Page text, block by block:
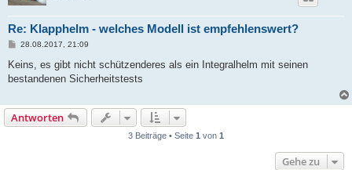
Re: Klapphelm - welches Modell ist empfehlenswert?
B
i
r
28.08.2017, 21:09
Keins, es gibt nicht schützenderes als ein Integralhelm mit seinen
bestandenen Sicherheitstests
Antworten
3 Beiträge • Seite 1 von 1
Gehe zu